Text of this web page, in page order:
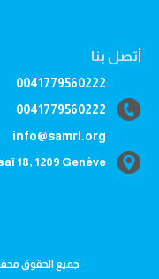
أتصل بنا
0041779560222
0041779560222
info@samrl.org
18, 1209 Genève
جميع الحقوق محفوظة